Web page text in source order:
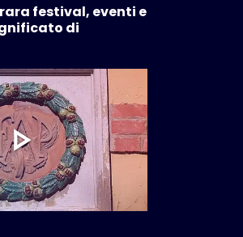
festival, eventi e
di